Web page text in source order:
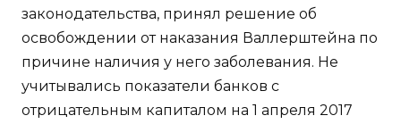
законодательства, принял решение об
освобождении от наказания Валлерштейна по
причине наличия у него заболевания. Не
учитывались показатели банков с
отрицательным капиталом на 1 апреля 2017